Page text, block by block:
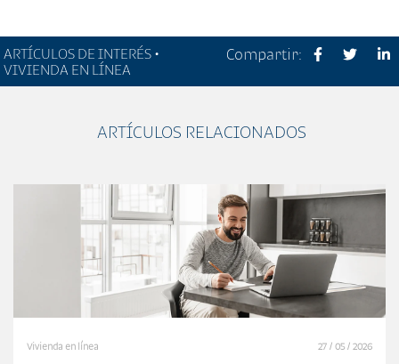
ARTÍCULOS DE INTERÉS •
VIVIENDA EN LÍNEA
Compartir:
ARTÍCULOS RELACIONADOS
Vivienda en línea 27 / 05 / 2026